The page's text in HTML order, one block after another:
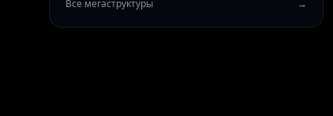
Все мегаструктуры
→